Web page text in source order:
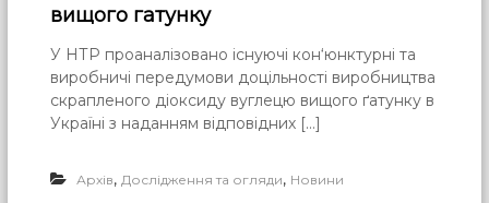
вищого гатунку
У НТР проаналізовано існуючі кон‘юнктурні та
виробничі передумови доцільності виробництва
скрапленого діоксиду вуглецю вищого ґатунку в
Україні з наданням відповідних […]
Архів,Дослідження та огляди, Новини